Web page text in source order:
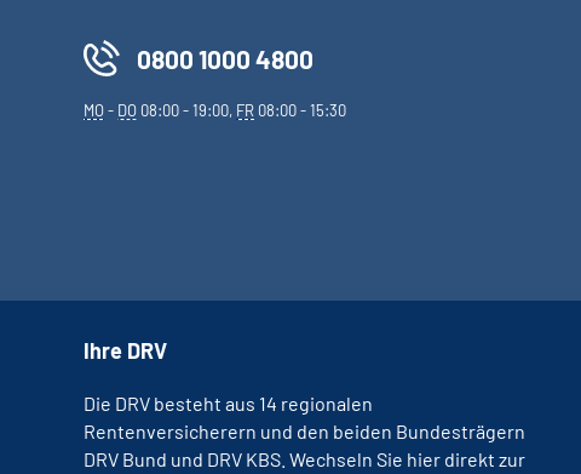
0800 1000 4800
MO- DO 08:00 - 19:00, FR 08:00 - 15:30
Ihre DRV
Die DRV besteht aus 14 regionalen
Rentenversicherern und den beiden Bundesträgern
DRV Bund und DRV KBS. Wechseln Sie hier direkt zur